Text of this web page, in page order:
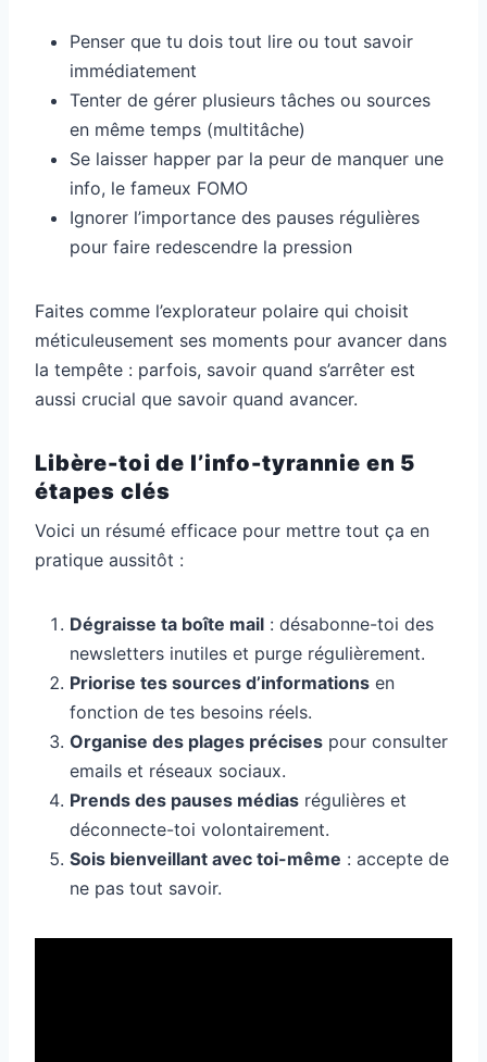
Penser que tu dois tout lire ou tout savoir
immédiatement
Tenter de gérer plusieurs tâches ou sources
en même temps (multitâche)
Se laisser happer par la peur de manquer une
info, le fameux FOMO
Ignorer l’importance des pauses régulières
pour faire redescendre la pression
Faites comme l’explorateur polaire qui choisit
méticuleusement ses moments pour avancer dans
la tempête : parfois, savoir quand s’arrêter est
aussi crucial que savoir quand avancer.
Libère-toi de l’info-tyrannie en 5
étapes clés
Voici un résumé efficace pour mettre tout ça en
pratique aussitôt :
Dégraisse ta boîte mail : désabonne-toi des
newsletters inutiles et purge régulièrement.
Priorise tes sources d’informations en
fonction de tes besoins réels.
Organise des plages précises pour consulter
emails et réseaux sociaux.
Prends des pauses médias régulières et
déconnecte-toi volontairement.
Sois bienveillant avec toi-même : accepte de
ne pas tout savoir.